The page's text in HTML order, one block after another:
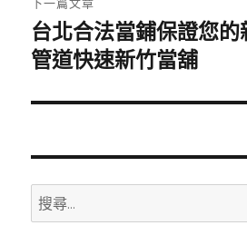
下
一
文
台北合法當鋪保證您
管道快速新竹當舖
搜
尋